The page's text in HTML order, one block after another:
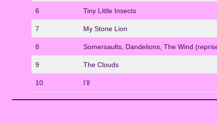
6 Tiny Little Insects
7 My Stone Lion
8 Somersaults, Dandelions, The Wind
9 The Clouds
10 I’ll